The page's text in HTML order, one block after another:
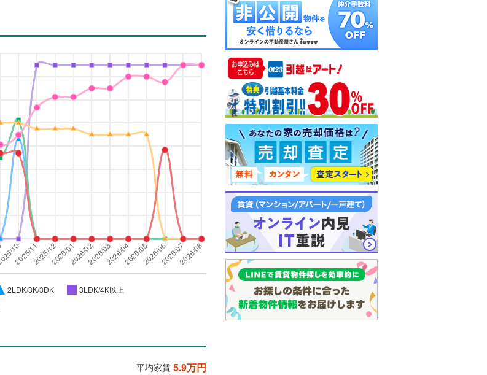
2LDK/3K/3DK
3LDK/4K以上
平均家賃 5.9万円